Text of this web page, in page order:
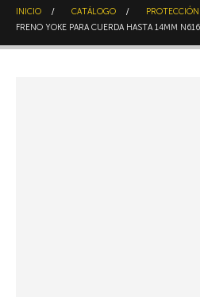
INICIO CATÁLOGO
FRENO YOKE PARA CUERDA HASTA 14MM N616